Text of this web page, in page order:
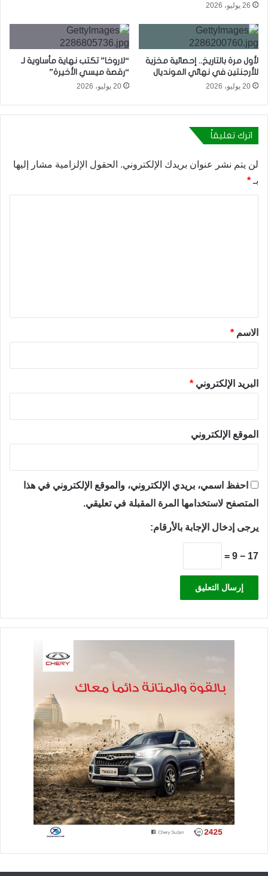
26 يوليو، 2026
لأول مرة بالتاريخ.. إحصائية مخزية
للأرجنتين في نهائي المونديال
20 يوليو، 2026
“لاروخا” تكتب نهاية مأساوية لـ
“رقصة ميسي الأخيرة”
20 يوليو، 2026
اترك تعليقاً
لن يتم نشر عنوان بريدك الإلكتروني. الحقول الإلزامية مشار إليها
بـ *
*الاسم *
البريد الإلكتروني *
الموقع الإلكتروني
احفظ اسمي، بريدي الإلكتروني، والموقع الإلكتروني في هذا
المتصفح لاستخدامها المرة المقبلة في تعليقي.
يرجى إدخال الإجابة بالأرقام:
17 − 9 =